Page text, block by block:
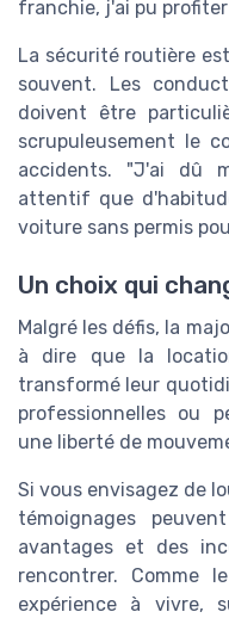
franchie, j'ai pu
La sécurité routière
souvent. Les
doivent être
scrupuleusement le
accidents. "J'ai dû
attentif que
voiture sans permis
Un choix qui
Malgré les défis, la
à dire que la
transformé leur
professionnelles ou
une liberté de
Si vous envisagez de
témoignages
avantages et des
rencontrer. Comme
expérience à vivre,